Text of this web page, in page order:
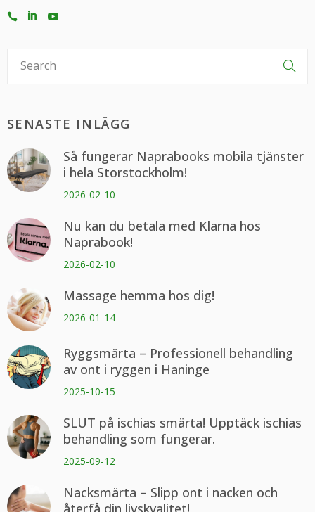
SENASTE INLÄGG
Så fungerar Naprabooks mobila tjänster
i hela Storstockholm!
2026-02-10
Nu kan du betala med Klarna hos
Naprabook!
2026-02-10
Massage hemma hos dig!
2026-01-14
Ryggsmärta – Professionell behandling
av ont i ryggen i Haninge
2025-10-15
SLUT på ischias smärta! Upptäck ischias
behandling som fungerar.
2025-09-12
Nacksmärta – Slipp ont i nacken och
återfå din livskvalitet!